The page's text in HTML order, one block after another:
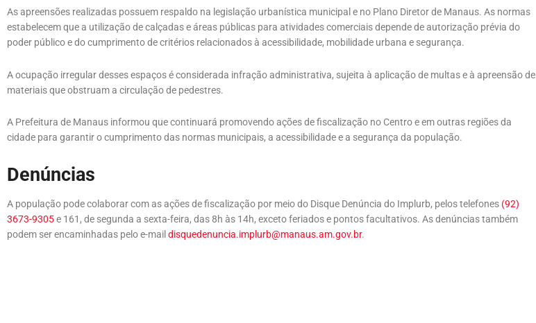
As apreensões realizadas possuem respaldo na legislação urbanística municipal e no Plano Diretor de Manaus. As normas
estabelecem que a utilização de calçadas e áreas públicas para atividades comerciais depende de autorização prévia do
poder público e do cumprimento de critérios relacionados à acessibilidade, mobilidade urbana e segurança.
A ocupação irregular desses espaços é considerada infração administrativa, sujeita à aplicação de multas e à apreensão de
materiais que obstruam a circulação de pedestres.
A Prefeitura de Manaus informou que continuará promovendo ações de fiscalização no Centro e em outras regiões da
cidade para garantir o cumprimento das normas municipais, a acessibilidade e a segurança da população.
Denúncias
A população pode colaborar com as ações de fiscalização por meio do Disque Denúncia do Implurb, pelos telefones (92)
3673-9305e 161, de segunda a sexta-feira, das 8h às 14h, exceto feriados e pontos facultativos. As denúncias também
podem ser encaminhadas pelo e-mail disquedenuncia.implurb@manaus.am.gov.br.